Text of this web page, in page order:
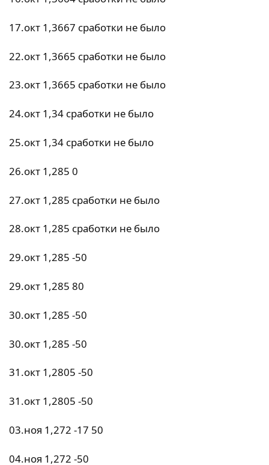
17.окт 1,3667 сработки не было
22.окт 1,3665 сработки не было
23.окт 1,3665 сработки не было
24.окт 1,34 сработки не было
25.окт 1,34 сработки не было
26.окт 1,285 0
27.окт 1,285 сработки не было
28.окт 1,285 сработки не было
29.окт 1,285 -50
29.окт 1,285 80
30.окт 1,285 -50
30.окт 1,285 -50
31.окт 1,2805 -50
31.окт 1,2805 -50
03.ноя 1,272 -17 50
04.ноя 1,272 -50